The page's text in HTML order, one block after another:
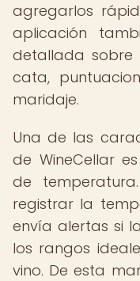
agregarlos
aplicación
detallada
cata,
maridaje.
Una de las
de WineCellar
de
registrar la
envía alertas si
los rangos
vino. De esta